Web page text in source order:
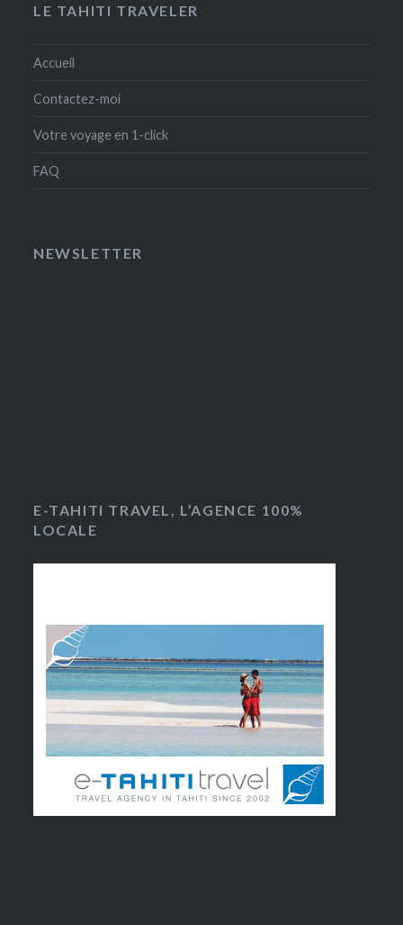
LE TAHITI TRAVELER
Accueil
Contactez-moi
Votre voyage en 1-click
FAQ
NEWSLETTER
E-TAHITI TRAVEL, L’AGENCE 100%
LOCALE